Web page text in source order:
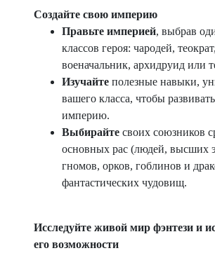
Создайте свою империю
Правьте империей, выбрав
классов героя: чародей,
военачальник, архидруид или
Изучайте полезные навыки,
вашего класса, чтобы
империю.
Выбирайте своих союзников
основных рас (людей, высших
гномов, орков, гоблинов и
фантастических чудовищ.
Исследуйте живой мир фэнтези и
его возможности